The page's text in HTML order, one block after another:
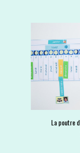
La poutre